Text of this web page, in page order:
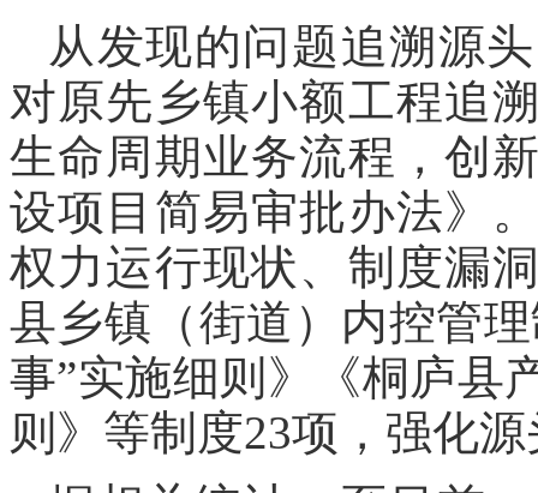
从发现的问题追溯源
对原先乡镇小额工程追
生命周期业务流程，创
设项目简易审批办法》
权力运行现状、制度漏
县乡镇（街道）内控管
事”实施细则》《桐庐县
则》等制度23项，强化